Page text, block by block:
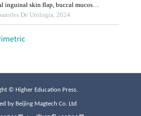
© Higher Education Press.
by Beijing Magtech Co. Ltd